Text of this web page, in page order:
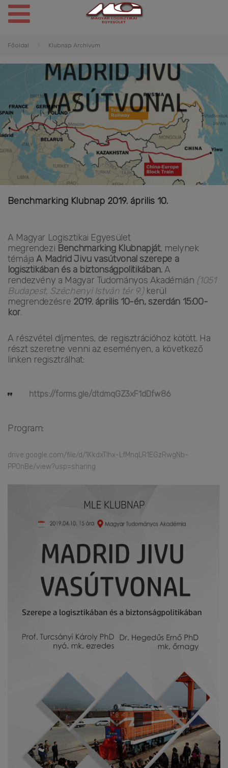
Főoldal Klubnap Archívum
Benchmarking Klubnap 2019. április 10.
A Magyar Logisztikai Egyesület
megrendezi Benchmarking Klubnapját, melynek
témájaA Madrid Jivu vasútvonal szerepe a
logisztikában és a biztonságpolitikában.A
rendezvény a Magyar Tudományos Akadémián (1051
Budapest, Széchenyi István tér 9.)kerül
megrendezésre 2019. április 10-én, szerdán 15:00-
kor.
A részvétel díjmentes, de regisztrációhoz kötött. Ha
részt szeretne venni az eseményen, a következő
linken regisztrálhat:
https://forms.gle/dtdmqGZ3xF1dDfw86
Program:
drive.google.com/file/d/1KkdxTIhx-LfMnqLR1EGzRwgNb-
PP0nBe/view?usp=sharing